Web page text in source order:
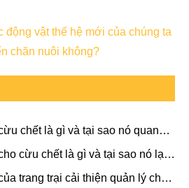
động vật thế hệ mới của chúng ta
chăn nuôi không?
chết là gì và tại sao nó quan
cừu chết là gì và tại sao nó lại
trang trại cải thiện quản lý chất